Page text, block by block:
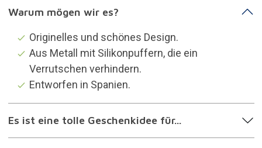
Warum mögen wir es?
Originelles und schönes Design.
Aus Metall mit Silikonpuffern, die ein
Verrutschen verhindern.
Entworfen in Spanien.
Es ist eine tolle Geschenkidee für...